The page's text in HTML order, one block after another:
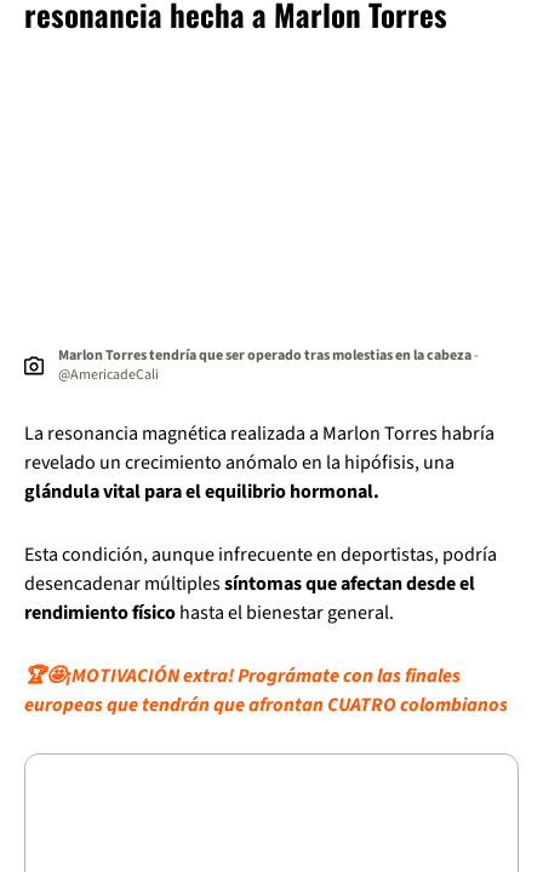
resonancia hecha a Marlon Torres
Marlon Torres tendría que ser operado tras molestias en la cabeza-
@AmericadeCali
La resonancia magnética realizada a Marlon Torres habría
revelado un crecimiento anómalo en la hipófisis, una
glándula vital para el equilibrio hormonal.
Esta condición, aunque infrecuente en deportistas, podría
desencadenar múltiplessíntomas que afectan desde el
rendimiento físicohasta el bienestar general.
🏆🤩¡MOTIVACIÓN extra! Prográmate con las finales
europeas que tendrán que afrontan CUATRO colombianos